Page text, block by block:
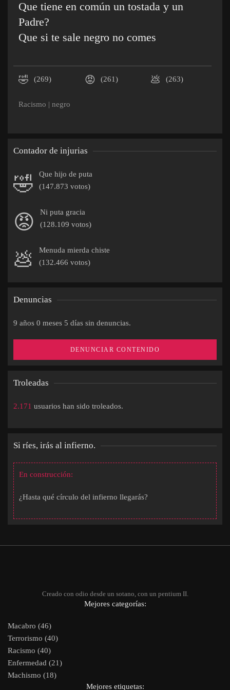
Que tiene en común un tostada y un
Padre?
Que si te sale negro no comes
🤣 (269) 😡 (261) 💩 (263)
Racismo | negro
Contador de injurias
🤣
Que hijo de puta
(147.873 votos)
😡
Ni puta gracia
(128.109 votos)
💩
Menuda mierda chiste
(132.466 votos)
Denuncias
9 años 0 meses 5 días sin denuncias.
DENUNCIAR CONTENIDO
Troleadas
2.171 usuarios han sido troleados.
Si ríes, irás al infierno.
En construcción:
¿Hasta qué círculo del infierno llegarás?
Creado con odio desde un sotano, con un pentium II.
Mejores categorías:
Macabro (46)
Terrorismo (40)
Racismo (40)
Enfermedad (21)
Machismo (18)
Mejores etiquetas: